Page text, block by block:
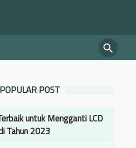
POPULAR POST
untuk Mengganti LCD
Tahun 2023